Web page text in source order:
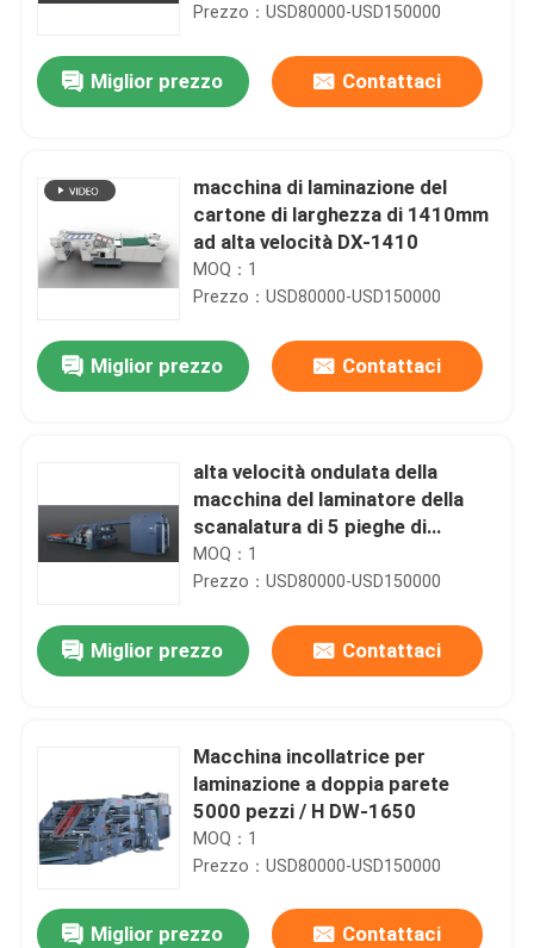
Prezzo：USD80000-USD150000
Miglior prezzo Contattaci
macchina di laminazione del
cartone di larghezza di 1410mm
ad alta velocità DX-1410
MOQ：1
Prezzo：USD80000-USD150000
Miglior prezzo Contattaci
alta velocità ondulata della
macchina del laminatore della
scanalatura di 5 pieghe di
1650*1450mm
MOQ：1
Prezzo：USD80000-USD150000
Miglior prezzo Contattaci
Macchina incollatrice per
laminazione a doppia parete
5000 pezzi / H DW-1650
MOQ：1
Prezzo：USD80000-USD150000
Miglior prezzo Contattaci